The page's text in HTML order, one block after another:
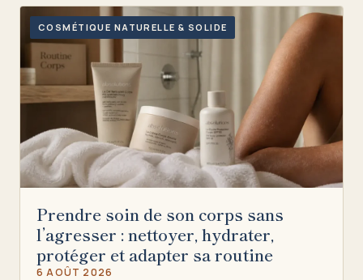
COSMÉTIQUE NATURELLE & SOLIDE
Prendre soin de son corps sans
l’agresser : nettoyer, hydrater,
protéger et adapter sa routine
6 AOÛT 2026